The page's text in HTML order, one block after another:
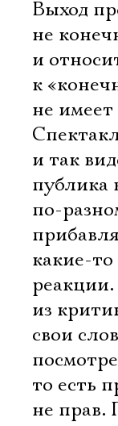
Выход
не
и
к
не
и так
публика
по-
какие-то
из
свои
то есть
не прав.